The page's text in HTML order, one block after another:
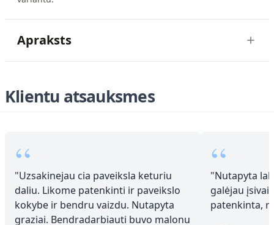
Apraksts
Klientu atsauksmes
“
"Uzsakinejau cia paveiksla keturiu
daliu. Likome patenkinti ir paveikslo
kokybe ir bendru vaizdu. Nutapyta
graziai. Bendradarbiauti buvo malonu
“
"Nutapyta
galėjau
patenkinta,